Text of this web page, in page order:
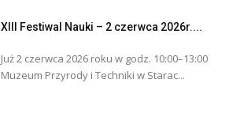
XIII Festiwal Nauki – 2 czerwca 2026r....
Już 2 czerwca 2026 roku w godz. 10:00–13:00
Muzeum Przyrody i Techniki w Starac...